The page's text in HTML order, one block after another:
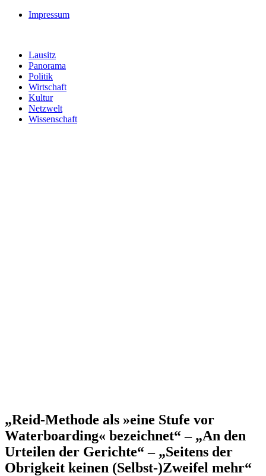
Impressum
Lausitz
Panorama
Politik
Wirtschaft
Kultur
Netzwelt
Wissenschaft
„Reid-Methode als »eine Stufe vor
Waterboarding« bezeichnet“ – „An den
Urteilen der Gerichte“ – „Seitens der
Obrigkeit keinen (Selbst-)Zweifel mehr“